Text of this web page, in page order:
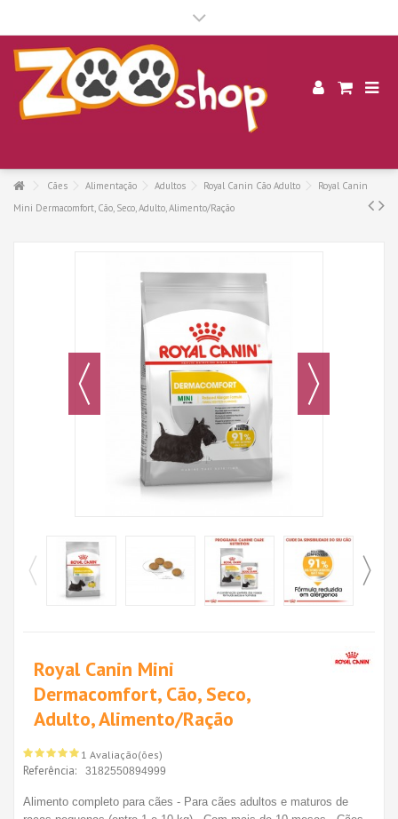
Cães Alimentação Adultos Royal Canin Cão Adulto
Royal Canin
Mini Dermacomfort, Cão, Seco, Adulto, Alimento/Ração
Royal Canin Mini
Dermacomfort, Cão, Seco,
Adulto, Alimento/Ração
1 Avaliação(ões)
Referência: 3182550894999
Alimento completo para cães - Para cães adultos e maturos de